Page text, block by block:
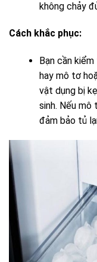
không chảy
Cách khắc phục:
Bạn cần
hay mô tơ
vật dụng bị
sinh. Nếu mô
đảm bảo tủ